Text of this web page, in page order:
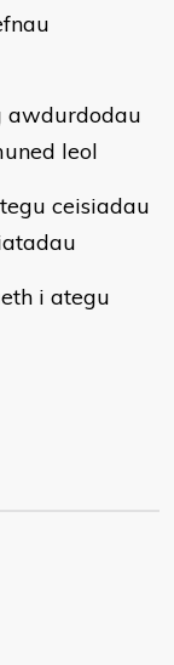
awdurdodau
leol
ceisiadau
i ategu